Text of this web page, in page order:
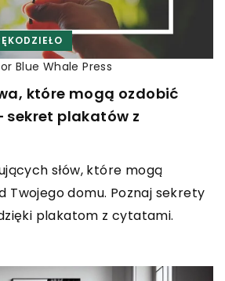
Blue Whale Press
które mogą ozdobić
sekret plakatów z
słów, które mogą
Twojego domu. Poznaj sekrety
plakatom z cytatami.